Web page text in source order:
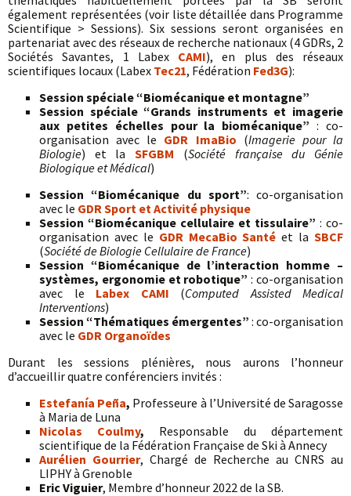
également représentées (voir liste détaillée dans Programme
Scientifique > Sessions). Six sessions seront organisées en
partenariat avec des réseaux de recherche nationaux (4 GDRs, 2
Sociétés Savantes, 1 Labex CAMI), en plus des réseaux
scientifiques locaux (Labex Tec21, Fédération Fed3G):
Session spéciale “Biomécanique et montagne”
Session spéciale “Grands instruments et imagerie
aux petites échelles pour la biomécanique” : co-
organisation avec le GDR ImaBio (Imagerie pour la
Biologie) et laSFGBM (Société française du Génie
Biologique et Médical)
Session “Biomécanique du sport”: co-organisation
avec le GDR Sport et Activité physique
Session “Biomécanique cellulaire et tissulaire” : co-
organisation avec le GDR MecaBio Santé et la SBCF
(Société de Biologie Cellulaire de France)
Session “Biomécanique de l’interaction homme –
systèmes, ergonomie et robotique” : co-organisation
avec le Labex CAMI (Computed Assisted Medical
Interventions)
Session “Thématiques émergentes” : co-organisation
avec le GDR Organoïdes
Durant les sessions plénières, nous aurons l’honneur
d’accueillir quatre conférenciers invités :
Estefanía Peña, Professeure à l’Université de Saragosse
à Maria de Luna
Nicolas Coulmy, Responsable du département
scientifique de la Fédération Française de Ski à Annecy
Aurélien Gourrier, Chargé de Recherche au CNRS au
LIPHY à Grenoble
Eric Viguier, Membre d’honneur 2022 de la SB.